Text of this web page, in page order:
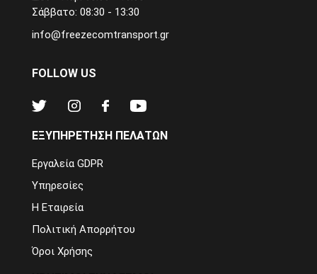
Σάββατο: 08:30 - 13:30
info@freezecomtransport.gr
FOLLOW US
ΕΞΥΠΗΡΕΤΗΣΗ ΠΕΛΑΤΩΝ
Εργαλεία GDPR
Υπηρεσίες
Η Εταιρεία
Πολιτική Απορρήτου
Όροι Χρήσης